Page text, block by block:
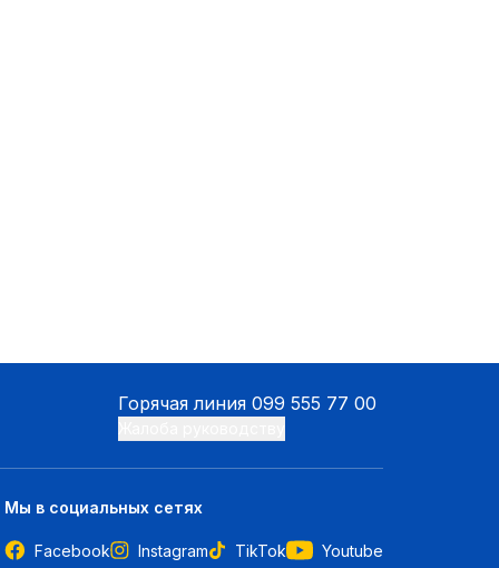
Горячая линия 099 555 77 00
Мы в социальных сетях
Facebook Instagram TikTok Youtube